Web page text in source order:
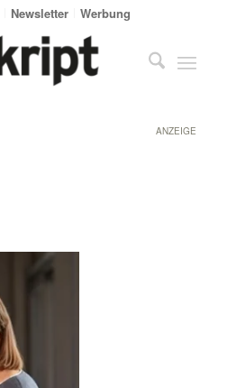
Newsletter Werbung
ANZEIGE